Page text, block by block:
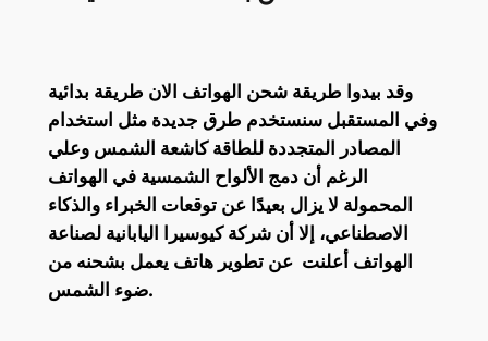
وقد بيدوا طريقة شحن الهواتف الان طريقة بدائية
وفي المستقبل سنستخدم طرق جديدة مثل استخدام
المصادر المتجددة للطاقة كاشعة الشمس وعلي
الرغم أن دمج الألواح الشمسية في الهواتف
المحمولة لا يزال بعيدًا عن توقعات الخبراء والذكاء
الاصطناعي، إلا أن شركة كيوسيرا اليابانية لصناعة
الهواتف أعلنت عن تطوير هاتف يعمل بشحنه من
ضوء الشمس.